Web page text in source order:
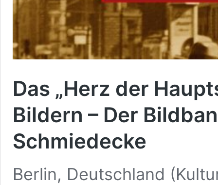
Das „Herz der
Bildern – Der
Schmiedecke
Berlin, Deutschland